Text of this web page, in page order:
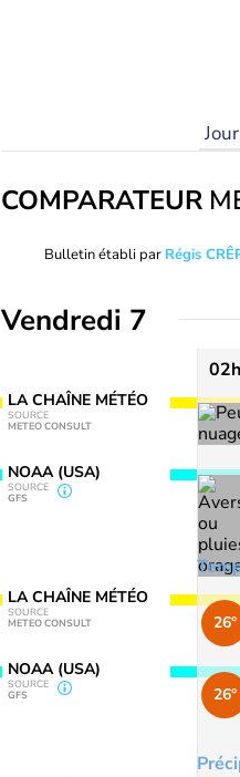
COMPARATEUR
Bulletin établi par Régis
Vendredi 7
LA CHAÎNE MÉTÉO
SOURCE
METEO CONSULT
NOAA (USA)
SOURCE
GFS
LA CHAÎNE MÉTÉO
SOURCE
METEO CONSULT
NOAA (USA)
SOURCE
GFS
02h
26°
26°